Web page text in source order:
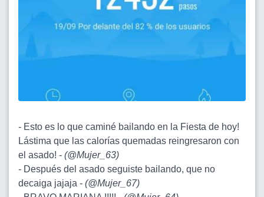
- Esto es lo que caminé bailando en la Fiesta de hoy!
Lástima que las calorías quemadas reingresaron con
el asado! - (@Mujer_63)
- Después del asado seguiste bailando, que no
decaiga jajaja - (@Mujer_67)